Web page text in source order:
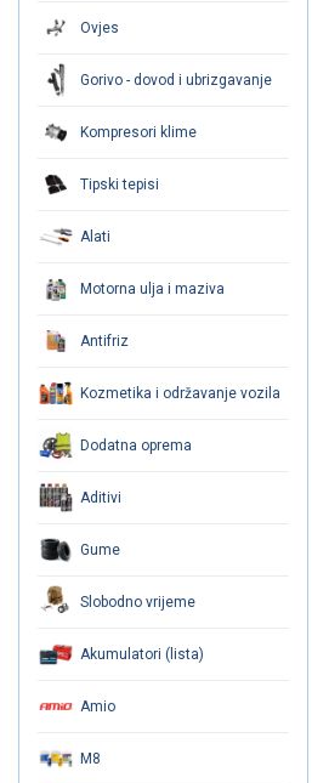
Ovjes
Gorivo - dovod i ubrizgavanje
Kompresori klime
Tipski tepisi
Alati
Motorna ulja i maziva
Antifriz
Kozmetika i održavanje vozila
Dodatna oprema
Aditivi
Gume
Slobodno vrijeme
Akumulatori (lista)
Amio
M8